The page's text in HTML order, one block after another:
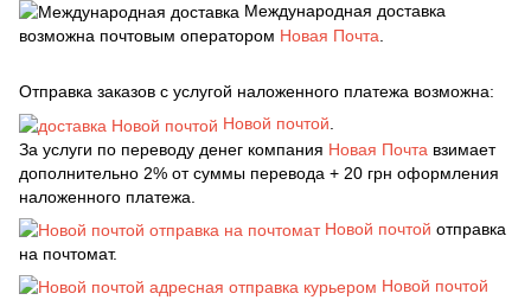
Международная доставка
возможна почтовым оператором Новая Почта.
Отправка заказов с услугой наложенного платежа возможна:
Новой почтой.
За услуги по переводу денег компания Новая Почта взимает
дополнительно 2% от суммы перевода + 20 грн оформления
наложенного платежа.
Новой почтой отправка
на почтомат.
Новой почтой